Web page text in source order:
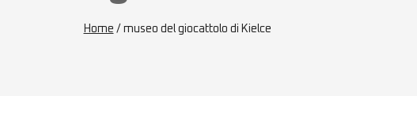
Home / museo del giocattolo di Kielce